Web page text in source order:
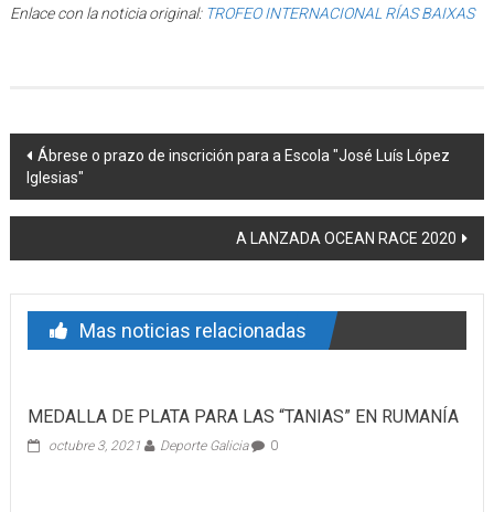
Enlace con la noticia original: TROFEO INTERNACIONAL RÍAS BAIXAS
Post navigation
Ábrese o prazo de inscrición para a Escola "José Luís López
Iglesias"
A LANZADA OCEAN RACE 2020
Mas noticias relacionadas
MEDALLA DE PLATA PARA LAS “TANIAS” EN RUMANÍA
octubre 3, 2021 Deporte Galicia 0